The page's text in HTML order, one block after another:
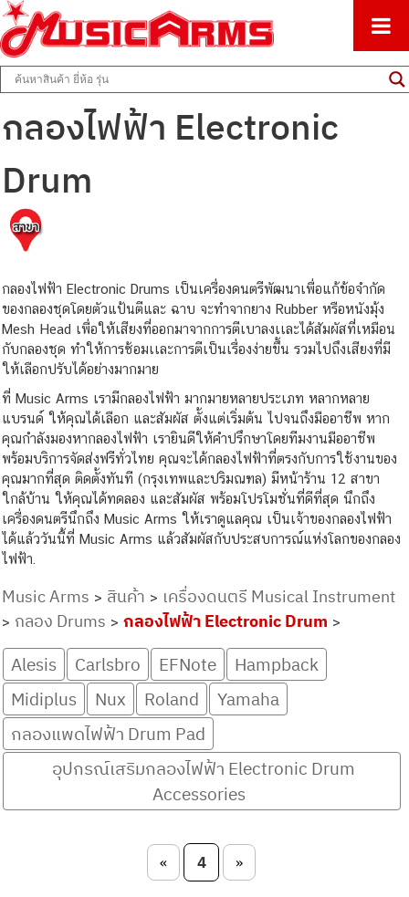
Music Arms
ศูนย์รวมครื่องดนตรีทุกชนิด ตั้งแต่เริ่มต้นถึงมืออาชีพ
กลองไฟฟ้า Electronic
Drum
กลองไฟฟ้า Electronic Drums เป็นเครื่องดนตรีพัฒนาเพื่อแก้ข้อจำกัด
ของกลองชุดโดยตัวแป้นตีและ ฉาบ จะทำจากยาง Rubber หรือหนังมุ้ง
Mesh Head เพื่อให้เสียงที่ออกมาจากการตีเบาลงเเละได้สัมผัสที่เหมือน
กับกลองชุด ทำให้การซ้อมเเละการตีเป็นเรื่องง่ายขึ้น รวมไปถึงเสียงที่มี
ให้เลือกปรับได้อย่างมากมาย
ที่ Music Arms เรามีกลองไฟฟ้า มากมายหลายประเภท หลากหลาย
แบรนด์ ให้คุณได้เลือก และสัมผัส ตั้งแต่เริ่มต้น ไปจนถึงมืออาชีพ หาก
คุณกำลังมองหากลองไฟฟ้า เรายินดีให้คำปรึกษาโดยทีมงานมืออาชีพ
พร้อมบริการจัดส่งฟรีทั่วไทย คุณจะได้กลองไฟฟ้าที่ตรงกับการใช้งานของ
คุณมากที่สุด ติดตั้งทันที (กรุงเทพและปริมณฑล) มีหน้าร้าน 12 สาขา
ใกล้บ้าน ให้คุณได้ทดลอง และสัมผัส พร้อมโปรโมชั่นที่ดีที่สุด นึกถึง
เครื่องดนตรีนึกถึง Music Arms ให้เราดูแลคุณ เป็นเจ้าของกลองไฟฟ้า
ได้แล้ววันนี้ที่ Music Arms แล้วสัมผัสกับประสบการณ์แห่งโลกของกลอง
ไฟฟ้า.
Music Arms > สินค้า > เครื่องดนตรี Musical Instrument
> กลอง Drums > กลองไฟฟ้า Electronic Drum >
Alesis Carlsbro EFNote
Hampback
Midiplus
Nux Roland
Yamaha
กลองแพดไฟฟ้า Drum Pad
อุปกรณ์เสริมกลองไฟฟ้า Electronic Drum
Accessories
Post navigation
« 4 »